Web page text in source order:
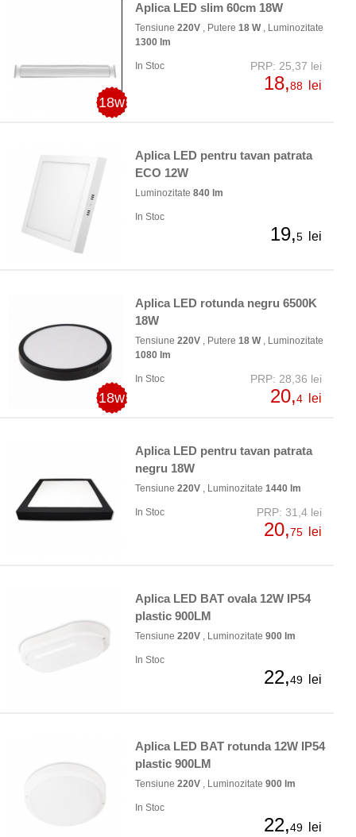
18w
Aplica LED slim 60cm 18W
Tensiune 220V , Putere 18 W, Luminozitate
1300 lm
In Stoc PRP: 25,37 lei
18,88 lei
Aplica LED pentru tavan patrata
ECO 12W
Luminozitate 840 lm
In Stoc
19,5 lei
18w
Aplica LED rotunda negru 6500K
18W
Tensiune 220V , Putere 18 W, Luminozitate
1080 lm
In Stoc PRP: 28,36 lei
20,4 lei
Aplica LED pentru tavan patrata
negru 18W
Tensiune 220V , Luminozitate 1440 lm
In Stoc PRP: 31,4 lei
20,75 lei
Aplica LED BAT ovala 12W IP54
plastic 900LM
Tensiune 220V , Luminozitate 900 lm
In Stoc
22,49 lei
Aplica LED BAT rotunda 12W IP54
plastic 900LM
Tensiune 220V , Luminozitate 900 lm
In Stoc
22,49 lei